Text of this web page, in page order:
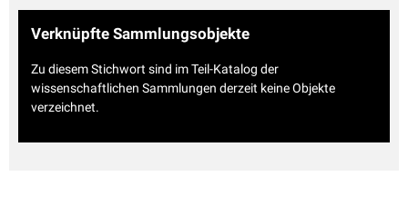
Verknüpfte Sammlungsobjekte
Zu diesem Stichwort sind im Teil-Katalog der
wissenschaftlichen Sammlungen derzeit keine Objekte
verzeichnet.